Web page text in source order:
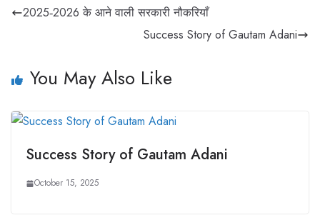
2025‑2026 के आने वाली सरकारी नौकरियाँ
Success Story of Gautam Adani
You May Also Like
Success Story of Gautam Adani
October 15, 2025